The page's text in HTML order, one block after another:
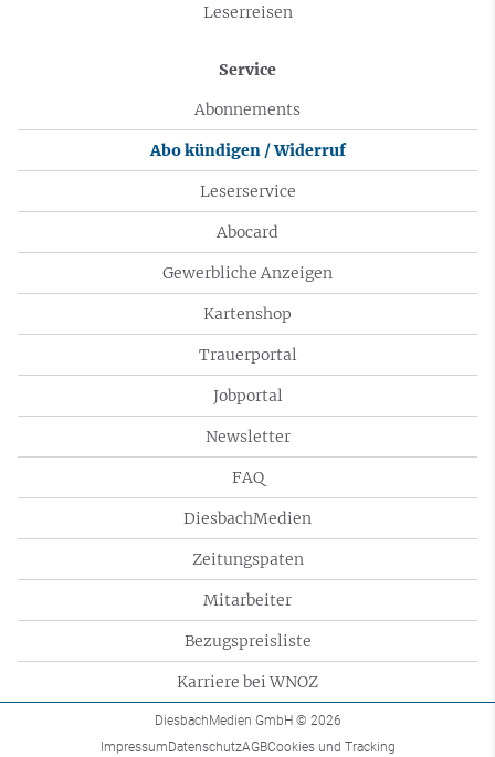
Leserreisen
Service
Abonnements
Abo kündigen / Widerruf
Leserservice
Abocard
Gewerbliche Anzeigen
Kartenshop
Trauerportal
Jobportal
Newsletter
FAQ
DiesbachMedien
Zeitungspaten
Mitarbeiter
Bezugspreisliste
Karriere bei WNOZ
DiesbachMedien GmbH © 2026
ImpressumDatenschutzAGBCookies und Tracking